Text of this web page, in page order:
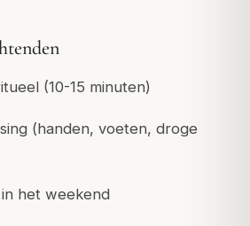
(10-15 minuten)
(handen, voeten, droge
het weekend